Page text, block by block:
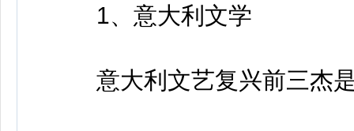
1、意大利文学
意大利文艺复兴前三杰是